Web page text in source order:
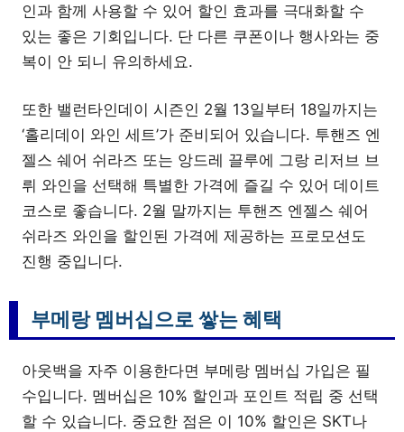
인과 함께 사용할 수 있어 할인 효과를 극대화할 수
있는 좋은 기회입니다. 단 다른 쿠폰이나 행사와는 중
복이 안 되니 유의하세요.
또한 밸런타인데이 시즌인 2월 13일부터 18일까지는
‘홀리데이 와인 세트’가 준비되어 있습니다. 투핸즈 엔
젤스 쉐어 쉬라즈 또는 앙드레 끌루에 그랑 리저브 브
뤼 와인을 선택해 특별한 가격에 즐길 수 있어 데이트
코스로 좋습니다. 2월 말까지는 투핸즈 엔젤스 쉐어
쉬라즈 와인을 할인된 가격에 제공하는 프로모션도
진행 중입니다.
부메랑 멤버십으로 쌓는 혜택
아웃백을 자주 이용한다면 부메랑 멤버십 가입은 필
수입니다. 멤버십은 10% 할인과 포인트 적립 중 선택
할 수 있습니다. 중요한 점은 이 10% 할인은 SKT나